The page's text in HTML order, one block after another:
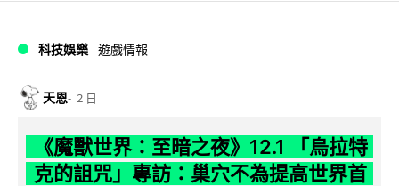
科技娛樂 遊戲情報
天恩 2 日
《魔獸世界：至暗之夜》12.1 「烏拉特
克的詛咒」專訪：巢穴不為提高世界首